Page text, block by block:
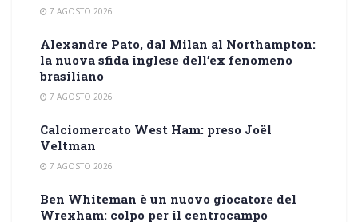
7 AGOSTO 2026
Alexandre Pato, dal Milan al Northampton:
la nuova sfida inglese dell’ex fenomeno
brasiliano
7 AGOSTO 2026
Calciomercato West Ham: preso Joël
Veltman
7 AGOSTO 2026
Ben Whiteman è un nuovo giocatore del
Wrexham: colpo per il centrocampo